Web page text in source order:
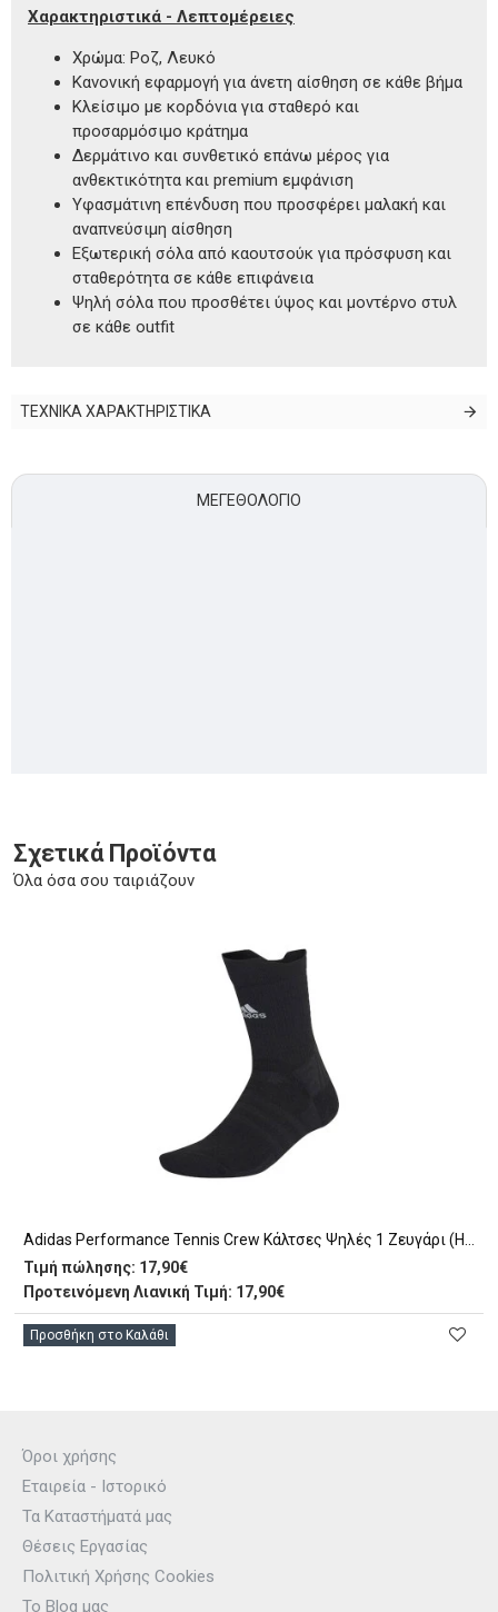
Χαρακτηριστικά - Λεπτομέρειες
Χρώμα: Ροζ, Λευκό
Κανονική εφαρμογή για άνετη αίσθηση σε κάθε βήμα
Κλείσιμο με κορδόνια για σταθερό και
προσαρμόσιμο κράτημα
Δερμάτινο και συνθετικό επάνω μέρος για
ανθεκτικότητα και premium εμφάνιση
Υφασμάτινη επένδυση που προσφέρει μαλακή και
αναπνεύσιμη αίσθηση
Εξωτερική σόλα από καουτσούκ για πρόσφυση και
σταθερότητα σε κάθε επιφάνεια
Ψηλή σόλα που προσθέτει ύψος και μοντέρνο στυλ
σε κάθε outfit
ΤΕΧΝΙΚΑ ΧΑΡΑΚΤΗΡΙΣΤΙΚΑ
ΜΕΓΕΘΟΛΌΓΙΟ
Σχετικά Προϊόντα
Όλα όσα σου ταιριάζουν
Τιμή πώλησης: 17,90€
Προτεινόμενη Λιανική Τιμή: 17,90€
Προσθήκη στο Καλάθι
Όροι χρήσης
Εταιρεία - Ιστορικό
Τα Καταστήματά μας
Θέσεις Εργασίας
Πολιτική Χρήσης Cookies
Το Blog μας